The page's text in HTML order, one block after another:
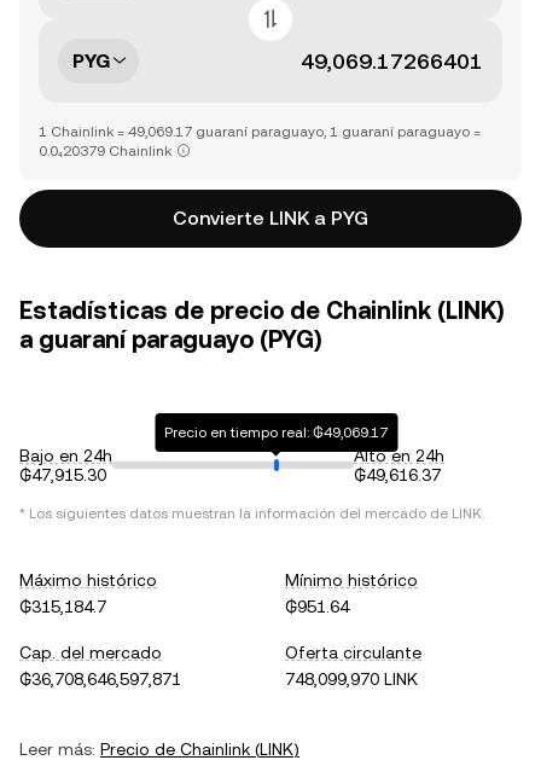
PYG
1 Chainlink = 49,069.17 guaraní paraguayo, 1 guaraní paraguayo =
0.0₄20379 Chainlink
Convierte LINK a PYG
Estadísticas de precio de Chainlink (LINK)
a guaraní paraguayo (PYG)
Bajo en 24h
₲47,915.30
Precio en tiempo real: ₲49,069.17
Alto en 24h
₲49,616.37
* Los siguientes datos muestran la información del mercado de LINK.
Máximo histórico
₲315,184.7
Mínimo histórico
₲951.64
Cap. del mercado
₲36,708,646,597,871
Oferta circulante
748,099,970 LINK
Leer más: Precio de Chainlink (LINK)